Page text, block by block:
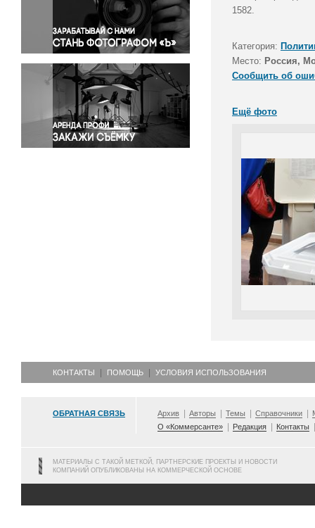
Правосудие
Происшествия и конфликты
Религия
Светская жизнь
Спорт
Экология
Экономика и бизнес
1582.
Категория:
Место: Россия,
Сообщить об
Ещё фото
КОНТАКТЫ ПОМОЩЬ УСЛОВИЯ ИСПОЛЬЗОВАНИЯ
ОБРАТНАЯ СВЯЗЬ Архив Авторы Темы Справочники
О «Коммерсанте»
Редакция Контакты
МАТЕРИАЛЫ С ТАКОЙ МЕТКОЙ, ПАРТНЕРСКИЕ ПРОЕКТЫ И НОВОСТИ
КОМПАНИЙ ОПУБЛИКОВАНЫ НА КОММЕРЧЕСКОЙ ОСНОВЕ